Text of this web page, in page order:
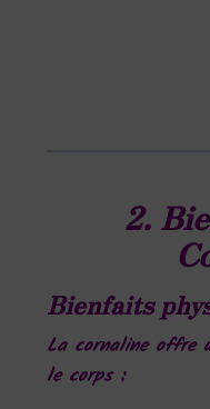
2.
Bienfaits
La cornaline offre
le corps :